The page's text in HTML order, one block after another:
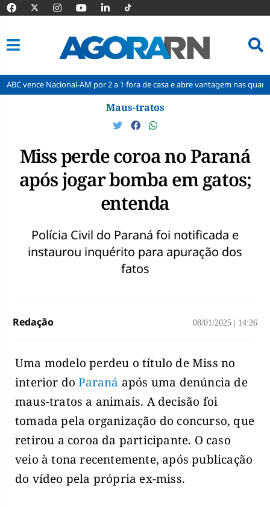
Nacional-AM por 2 a 1 fora de casa e abre vantagem nas quartas
Maus-tratos
Miss perde coroa no Paraná
após jogar bomba em gatos;
entenda
Polícia Civil do Paraná foi notificada e
instaurou inquérito para apuração dos
fatos
Redação 08/01/2025 14:26
Uma modelo perdeu o título de Miss no
interior doParaná após uma denúncia de
maus-tratos a animais. A decisão foi
tomada pela organização do concurso, que
retirou a coroa da participante. O caso
veio à tona recentemente, após publicação
do vídeo pela própria ex-miss.